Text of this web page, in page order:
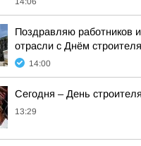
Поздравляю работников
отрасли с Днём
14:00
Сегодня – День строителя
13:29